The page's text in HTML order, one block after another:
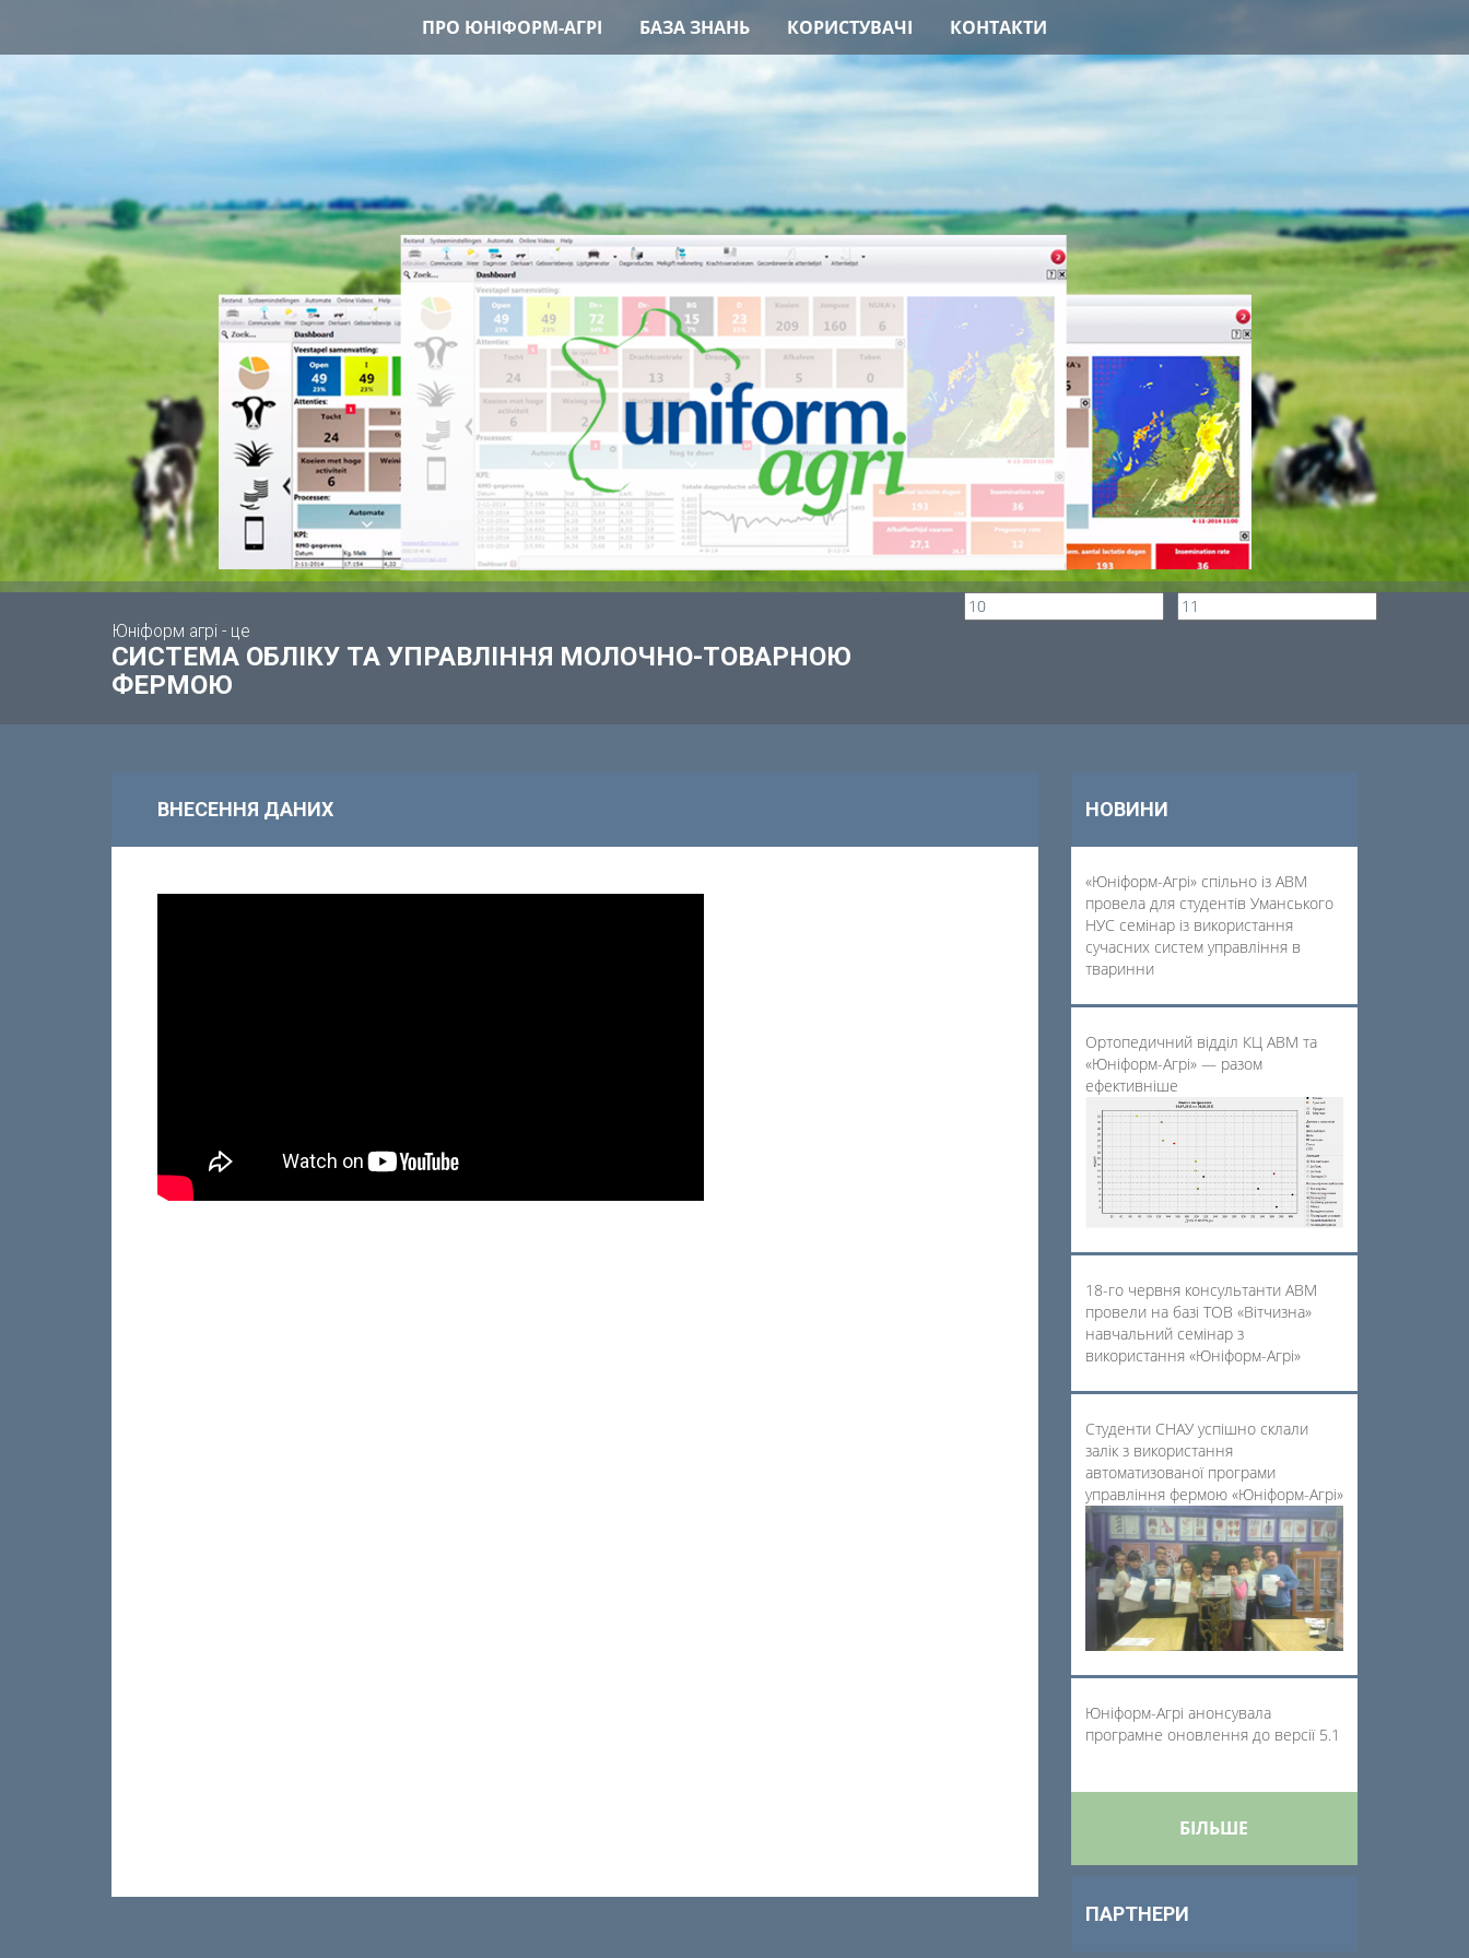
ПРО ЮНІФОРМ-АГРІ БАЗА ЗНАНЬ КОРИСТУВАЧІ КОНТАКТИ
Юніформ агрі - це
СИСТЕМА ОБЛІКУ ТА УПРАВЛІННЯ МОЛОЧНО-ТОВАРНОЮ
ФЕРМОЮ
ВНЕСЕННЯ ДАНИХ НОВИНИ
«Юніформ-Агрі» спільно із АВМ
провела для студентів Уманського
НУС семінар із використання
сучасних систем управління в
тваринни
Ортопедичний відділ КЦ АВМ та
«Юніформ-Агрі» — разом
ефективніше
18-го червня консультанти АВМ
провели на базі ТОВ «Вітчизна»
навчальний семінар з
використання «Юніформ-Агрі»
Студенти СНАУ успішно склали
залік з використання
автоматизованої програми
управління фермою «Юніформ-Агрі»
Юніформ-Агрі анонсувала
програмне оновлення до версії 5.1
БІЛЬШЕ
ПАРТНЕРИ